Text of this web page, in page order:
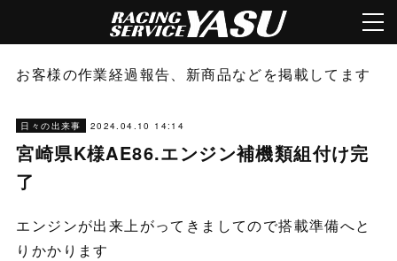
お客様の作業経過報告、新商品などを掲載してます
日々の出来事 2024.04.10 14:14
宮崎県K様AE86.エンジン補機類組付け完
了
エンジンが出来上がってきましてので搭載準備へと
りかかります